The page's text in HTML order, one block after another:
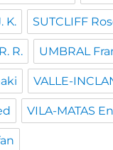
K. SUTCLIFF
R. UMBRAL
VALLE-
VILA-MATAS